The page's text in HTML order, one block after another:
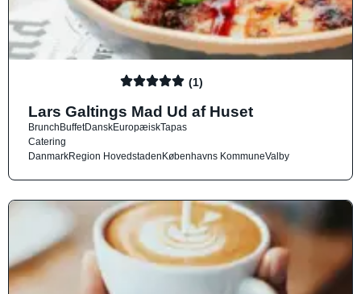
(1)
Lars Galtings Mad Ud af Huset
BrunchBuffetDanskEuropæiskTapas
Catering
DanmarkRegion HovedstadenKøbenhavns KommuneValby